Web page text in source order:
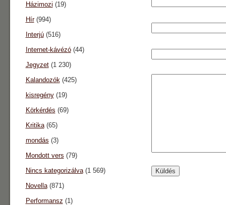
Házimozi (19)
Hír(994)
Interjú(516)
Internet-kávézó(44)
Jegyzet(1 230)
Kalandozók(425)
kisregény(19)
Körkérdés (69)
Kritika(65)
mondás (3)
Mondott vers (79)
Nincs kategorizálva(1 569)
Novella(871)
Performansz (1)